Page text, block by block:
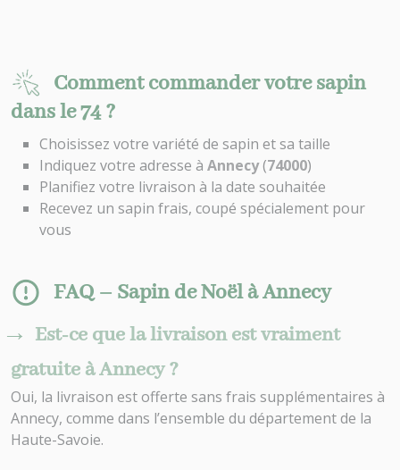
Comment commander votre sapin
dans le 74 ?
Choisissez votre variété de sapin et sa taille
Indiquez votre adresse à Annecy(74000)
Planifiez votre livraison à la date souhaitée
Recevez un sapin frais, coupé spécialement pour
vous
FAQ – Sapin de Noël à Annecy
Est-ce que la livraison est vraiment
gratuite à Annecy ?
Oui, la livraison est offerte sans frais supplémentaires à
Annecy, comme dans l’ensemble du département de la
Haute-Savoie.